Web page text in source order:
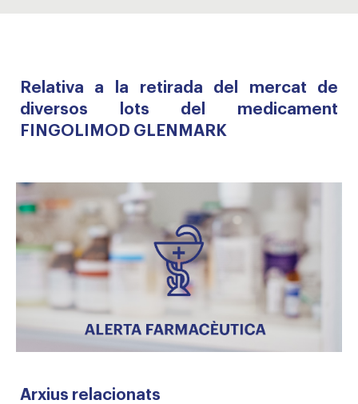
Arxius relacionats
Relativa a la
retirada del mercat de
diversos lots del medicament
FINGOLIMOD GLENMARK